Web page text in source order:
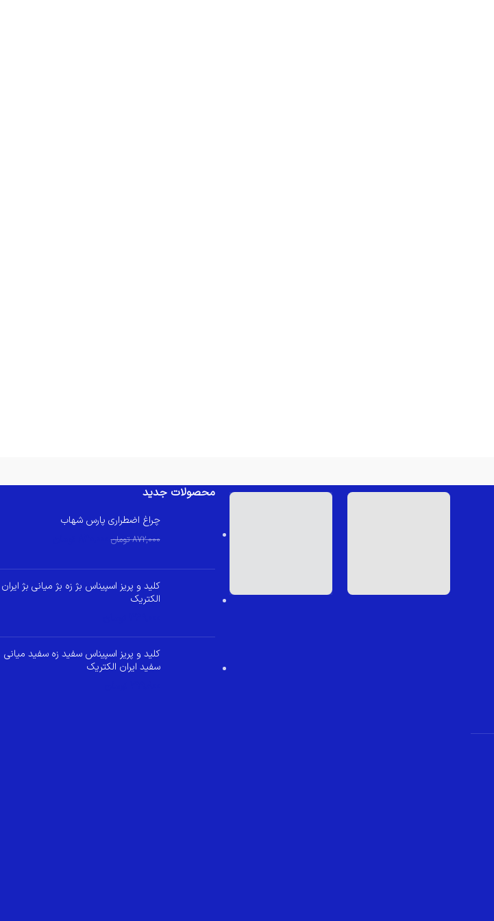
محصولات جدید
چراغ اضطراری پارس شهاب
872,000 تومان
کلید و پریز اسپیناس بژ زه بژ میانی بژ ایران
الکتریک
کلید و پریز اسپیناس سفید زه سفید میانی
سفید ایران الکتریک